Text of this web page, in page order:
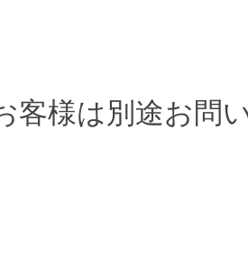
客様は別途お問